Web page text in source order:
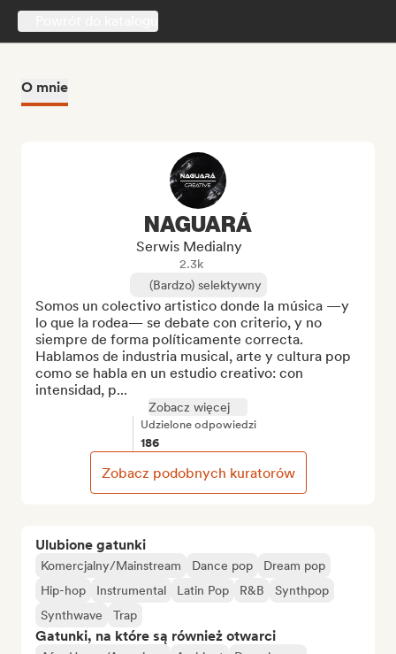
O mnie
Ulubione gatunki
Komercjalny/Mainstream Dance pop
Dream pop
Hip-hop
Instrumental Latin Pop R&B
Synthpop
Synthwave
Trap
Gatunki, na które są również otwarci
NAGUARÁ
Serwis Medialny
2.3k
(Bardzo) selektywny
Somos un colectivo artistico donde la música —y
lo que la rodea— se debate con criterio, y no
siempre de forma políticamente correcta.
Hablamos de industria musical, arte y cultura pop
como se habla en un estudio creativo: con
intensidad, p...
Zobacz więcej
Udzielone odpowiedzi
186
Zobacz podobnych kuratorów